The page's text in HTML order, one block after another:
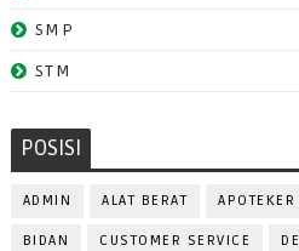
SMP
STM
POSISI
ADMIN ALAT BERAT APOTEKER
BIDAN CUSTOMER SERVICE